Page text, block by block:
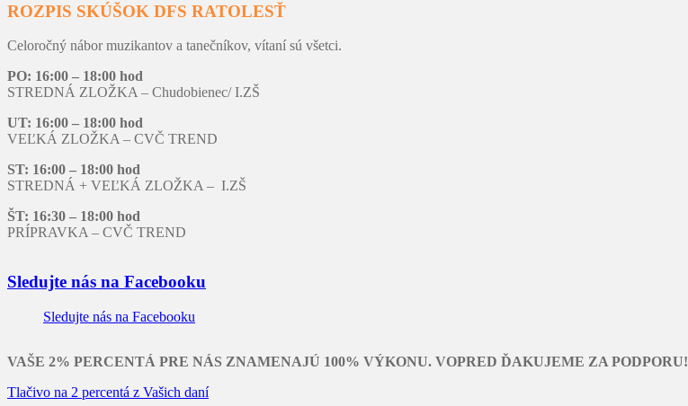
ROZPIS SKÚŠOK DFS RATOLESŤ
Celoročný nábor muzikantov a tanečníkov, vítaní sú všetci.
PO: 16:00 – 18:00 hod
STREDNÁ ZLOŽKA – Chudobienec/ I.ZŠ
UT: 16:00 – 18:00 hod
VEĽKÁ ZLOŽKA – CVČ TREND
ST: 16:00 – 18:00 hod
STREDNÁ + VEĽKÁ ZLOŽKA – I.ZŠ
ŠT: 16:30 – 18:00 hod
PRÍPRAVKA – CVČ TREND
Sledujte nás na Facebooku
Sledujte nás na Facebooku
VAŠE 2% PERCENTÁ PRE NÁS ZNAMENAJÚ 100% VÝKONU. VOPRED ĎAKUJEME ZA PODPORU!
Tlačivo na 2 percentá z Vašich daní